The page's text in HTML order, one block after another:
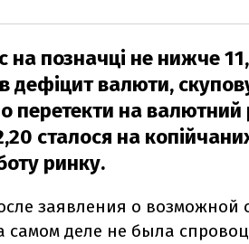
позначці не нижче
валюти,
перетекти на валютний
сталося на
ринку.
заявления о возможной
деле не была